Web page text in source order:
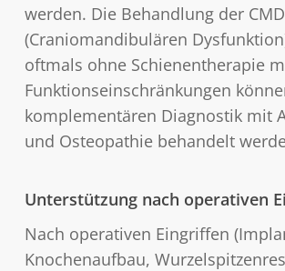
werden. Die Behandlung der CMD
(Craniomandibulären
oftmals ohne Schienentherapie
Funktionseinschränkungen
komplementären Diagnostik mit
und Osteopathie behandelt
Unterstützung nach operativen
Nach operativen Eingriffen
Knochenaufbau,